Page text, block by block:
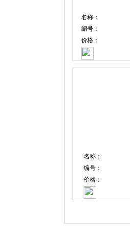
名称：
编号：
价格：
名称：
编号：
价格：